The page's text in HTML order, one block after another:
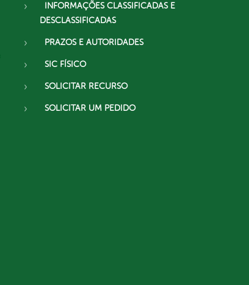
INFORMAÇÕES CLASSIFICADAS E
DESCLASSIFICADAS
PRAZOS E AUTORIDADES
SIC FÍSICO
SOLICITAR RECURSO
SOLICITAR UM PEDIDO